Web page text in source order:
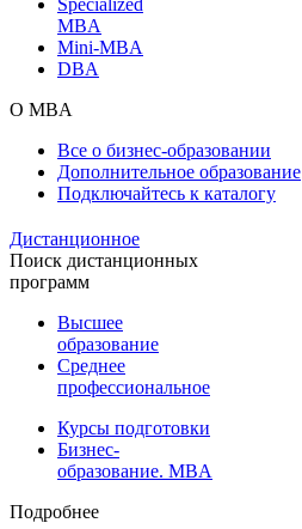
MBA
Mini-MBA
DBA
О MBA
Все о бизнес-образовании
Дополнительное образование
Подключайтесь к каталогу
Дистанционное
Поиск дистанционных
программ
Высшее
образование
Среднее
профессиональное
Курсы подготовки
Бизнес-
образование. MBA
Подробнее